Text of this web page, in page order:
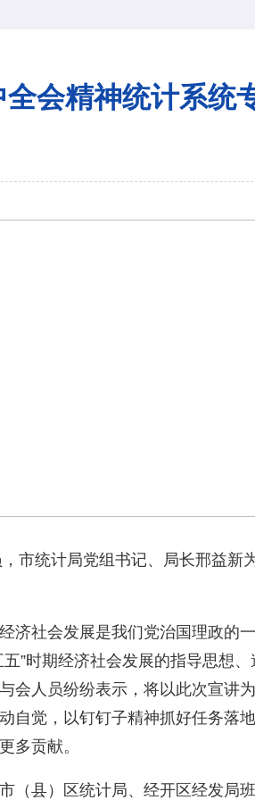
会精神统计系统
统计局党组书记、局长邢益新
社会发展是我们党治国理政的
”时期经济社会发展的指导思想
会人员纷纷表示，将以此次宣讲
自觉，以钉钉子精神抓好任务落
多贡献。
县）区统计局、经开区经发局班